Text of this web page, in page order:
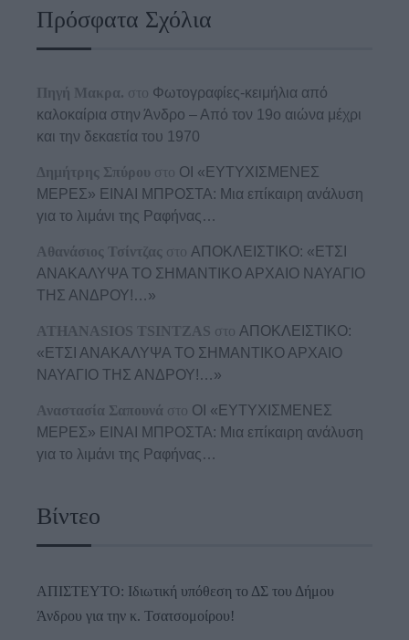
Πρόσφατα Σχόλια
Πηγή Μακρα. στο Φωτογραφίες-κειμήλια από
καλοκαίρια στην Άνδρο – Από τον 19ο αιώνα μέχρι
και την δεκαετία του 1970
Δημήτρης Σπύρου στο ΟΙ «ΕΥΤΥΧΙΣΜΕΝΕΣ
ΜΕΡΕΣ» ΕΙΝΑΙ ΜΠΡΟΣΤΑ: Μια επίκαιρη ανάλυση
για το λιμάνι της Ραφήνας…
Αθανάσιος Τσίντζας στο ΑΠΟΚΛΕΙΣΤΙΚΟ: «ΕΤΣΙ
ΑΝΑΚΑΛΥΨΑ ΤΟ ΣΗΜΑΝΤΙΚΟ ΑΡΧΑΙΟ ΝΑΥΑΓΙΟ
ΤΗΣ ΑΝΔΡΟΥ!…»
ATHANASIOS TSINTZAS στο ΑΠΟΚΛΕΙΣΤΙΚΟ:
«ΕΤΣΙ ΑΝΑΚΑΛΥΨΑ ΤΟ ΣΗΜΑΝΤΙΚΟ ΑΡΧΑΙΟ
ΝΑΥΑΓΙΟ ΤΗΣ ΑΝΔΡΟΥ!…»
Αναστασία Σαπουνά στο ΟΙ «ΕΥΤΥΧΙΣΜΕΝΕΣ
ΜΕΡΕΣ» ΕΙΝΑΙ ΜΠΡΟΣΤΑ: Μια επίκαιρη ανάλυση
για το λιμάνι της Ραφήνας…
Βίντεο
ΑΠΙΣΤΕΥΤΟ: Ιδιωτική υπόθεση το ΔΣ του Δήμου
Άνδρου για την κ. Τσατσομοίρου!